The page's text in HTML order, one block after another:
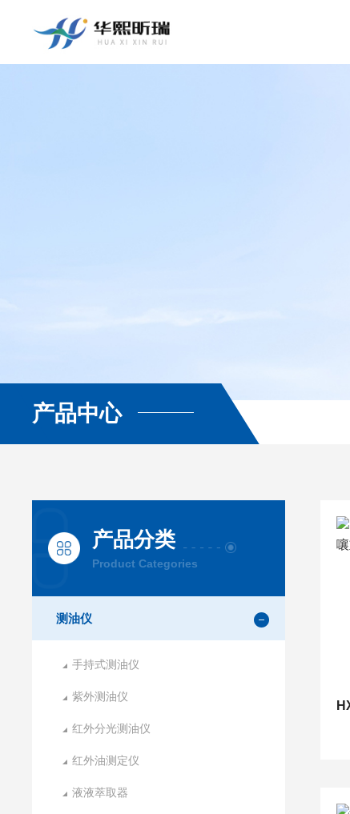
产品中心
产品分类
Product Categories
测油仪
手持式测油仪
紫外测油仪
红外分光测油仪
红外油测定仪
液液萃取器